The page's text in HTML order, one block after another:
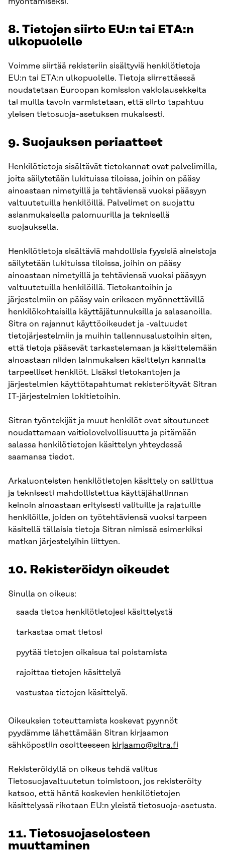
8. Tietojen siirto EU:n tai ETA:n
ulkopuolelle
Voimme siirtää rekisteriin sisältyviä henkilötietoja
EU:n tai ETA:n ulkopuolelle. Tietoja siirrettäessä
noudatetaan Euroopan komission vakiolausekkeita
tai muilla tavoin varmistetaan, että siirto tapahtuu
yleisen tietosuoja-asetuksen mukaisesti.
9. Suojauksen periaatteet
Henkilötietoja sisältävät tietokannat ovat palvelimilla,
joita säilytetään lukituissa tiloissa, joihin on pääsy
ainoastaan nimetyillä ja tehtäviensä vuoksi pääsyyn
valtuutetuilla henkilöillä. Palvelimet on suojattu
asianmukaisella palomuurilla ja teknisellä
suojauksella.
Henkilötietoja sisältäviä mahdollisia fyysisiä aineistoja
säilytetään lukituissa tiloissa, joihin on pääsy
ainoastaan nimetyillä ja tehtäviensä vuoksi pääsyyn
valtuutetuilla henkilöillä. Tietokantoihin ja
järjestelmiin on pääsy vain erikseen myönnettävillä
henkilökohtaisilla käyttäjätunnuksilla ja salasanoilla.
Sitra on rajannut käyttöoikeudet ja -valtuudet
tietojärjestelmiin ja muihin tallennusalustoihin siten,
että tietoja pääsevät tarkastelemaan ja käsittelemään
ainoastaan niiden lainmukaisen käsittelyn kannalta
tarpeelliset henkilöt. Lisäksi tietokantojen ja
järjestelmien käyttötapahtumat rekisteröityvät Sitran
IT-järjestelmien lokitietoihin.
Sitran työntekijät ja muut henkilöt ovat sitoutuneet
noudattamaan vaitiolovelvollisuutta ja pitämään
salassa henkilötietojen käsittelyn yhteydessä
saamansa tiedot.
Arkaluonteisten henkilötietojen käsittely on sallittua
ja teknisesti mahdollistettua käyttäjähallinnan
keinoin ainoastaan erityisesti valituille ja rajatuille
henkilöille, joiden on työtehtäviensä vuoksi tarpeen
käsitellä tällaisia tietoja Sitran nimissä esimerkiksi
matkan järjestelyihin liittyen.
10. Rekisteröidyn oikeudet
Sinulla on oikeus:
saada tietoa henkilötietojesi käsittelystä
tarkastaa omat tietosi
pyytää tietojen oikaisua tai poistamista
rajoittaa tietojen käsittelyä
vastustaa tietojen käsittelyä.
Oikeuksien toteuttamista koskevat pyynnöt
pyydämme lähettämään Sitran kirjaamon
sähköpostiin osoitteeseen kirjaamo@sitra.fi
Rekisteröidyllä on oikeus tehdä valitus
Tietosuojavaltuutetun toimistoon, jos rekisteröity
katsoo, että häntä koskevien henkilötietojen
käsittelyssä rikotaan EU:n yleistä tietosuoja-asetusta.
11. Tietosuojaselosteen
muuttaminen